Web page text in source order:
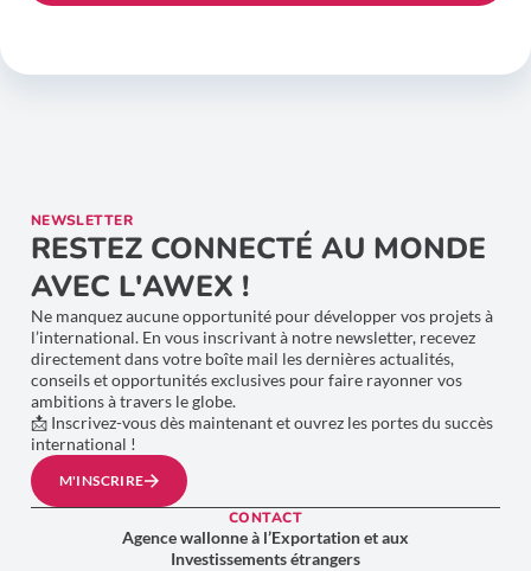
NEWSLETTER
RESTEZ CONNECTÉ AU MONDE
AVEC L'AWEX !
Ne manquez aucune opportunité pour développer vos projets à
l’international. En vous inscrivant à notre newsletter, recevez
directement dans votre boîte mail les dernières actualités,
conseils et opportunités exclusives pour faire rayonner vos
ambitions à travers le globe.
📩 Inscrivez-vous dès maintenant et ouvrez les portes du succès
international !
M'INSCRIRE
CONTACT
Agence wallonne à l’Exportation et aux
Investissements étrangers